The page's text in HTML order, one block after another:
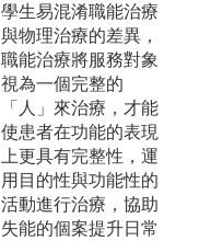
學生易混淆職能治療
與物理治療的差異，
職能治療將服務對象
視為一個完整的
「人」來治療，才能
使患者在功能的表現
上更具有完整性，運
用目的性與功能性的
活動進行治療，協助
失能的個案提升日常